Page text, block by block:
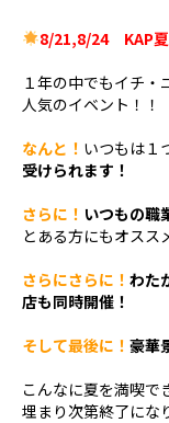
8/21,8/24 KAP夏
１年の中でもイチ
人気のイベント！！
なんと！ いつもは１
受けられます！
さらに！ いつもの職
とある方にもオスス
さらにさらに！ わた
店も同時開催！
そして最後に！ 豪華
こんなに夏を満喫で
埋まり次第終了にな